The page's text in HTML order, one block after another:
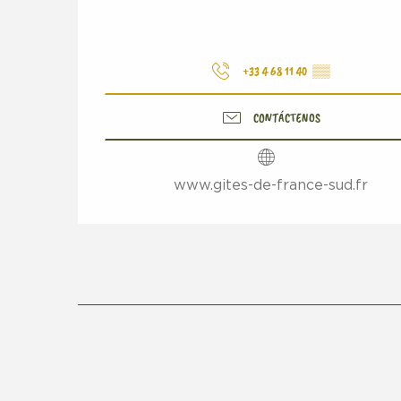
+33 4 68 11 40 ▒▒
CONTÁCTENOS
www.gites-de-france-sud.fr